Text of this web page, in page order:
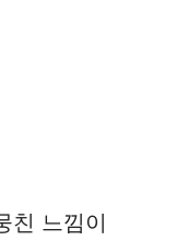
친 느낌이